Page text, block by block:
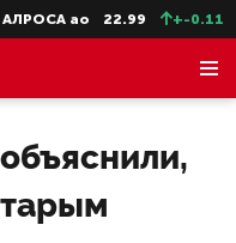
ао 22.99 +-0.11